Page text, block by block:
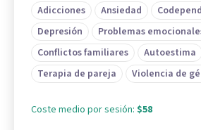
Adicciones Ansiedad
Depresión
Problemas
Conflictos familiares
Autoestima
Terapia de pareja
Violencia de
Coste medio por sesión: $58